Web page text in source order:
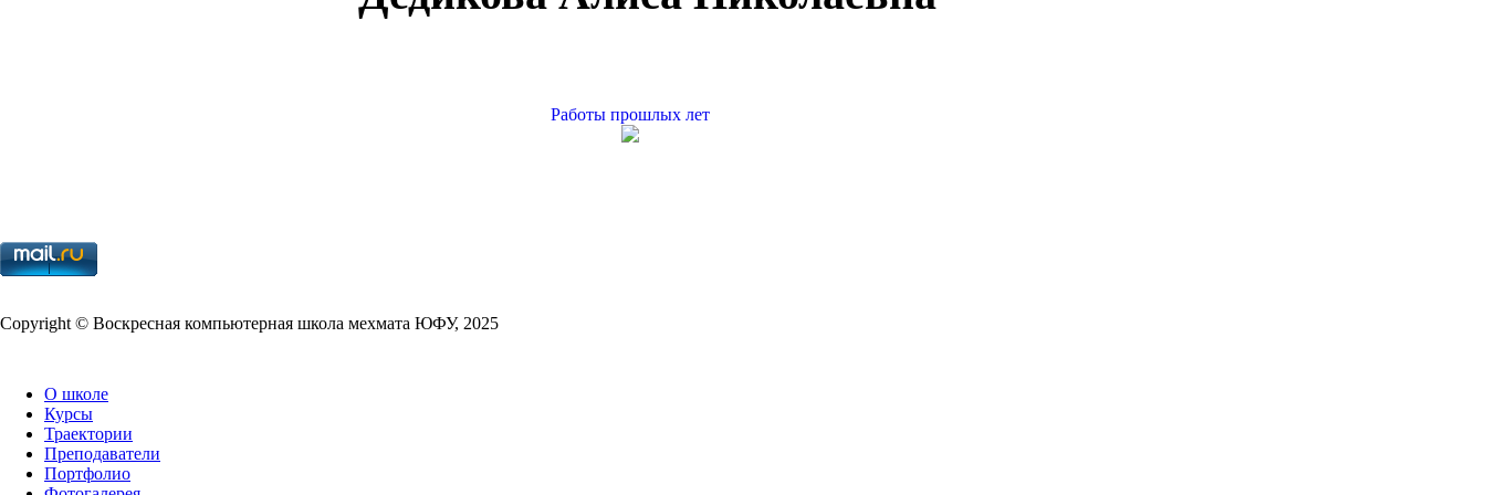
Работы прошлых лет
Copy­right © Воскресная компьютерная школа мехмата ЮФУ, 2025
О школе
Курсы
Траектории
Преподаватели
Портфолио